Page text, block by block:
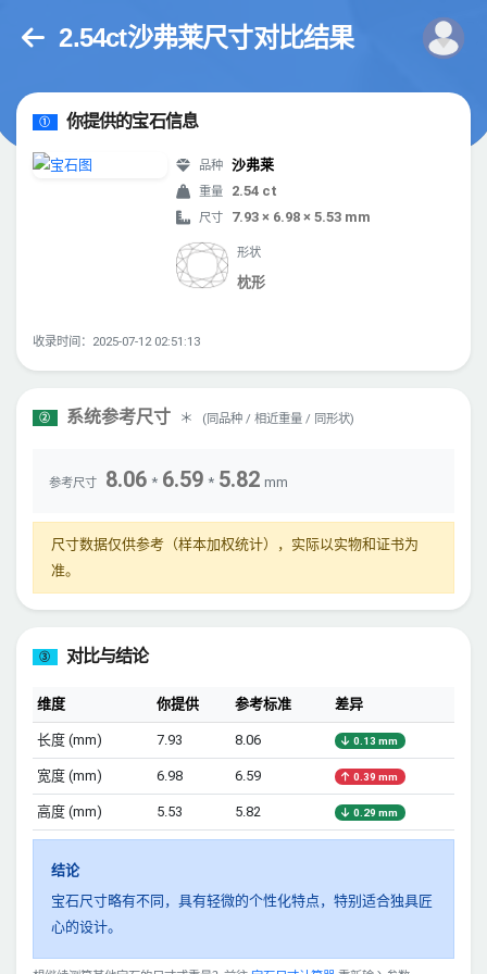
2.54ct沙弗莱尺寸对比结果
① 你提供的宝石信息
品种 沙弗莱
重量 2.54 ct
尺寸 7.93 × 6.98 × 5.53 mm
形状
枕形
收录时间：2025-07-12 02:51:13
② 系统参考尺寸 ＊ (同品种 / 相近重量 / 同形状)
参考尺寸 8.06 * 6.59 * 5.82 mm
尺寸数据仅供参考（样本加权统计），实际以实物和证书为
准。
③ 对比与结论
维度 你提供 参考标准 差异
长度 (mm) 7.93 8.06 0.13 mm
宽度 (mm) 6.98 6.59 0.39 mm
高度 (mm) 5.53 5.82 0.29 mm
结论
宝石尺寸略有不同，具有轻微的个性化特点，特别适合独具匠
心的设计。